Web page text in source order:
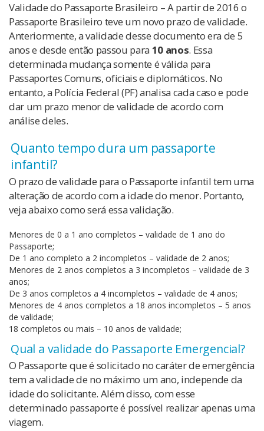
Validade do Passaporte Brasileiro – A partir de 2016 o
Passaporte Brasileiro teve um novo prazo de validade.
Anteriormente, a validade desse documento era de 5
anos e desde então passou para 10 anos. Essa
determinada mudança somente é válida para
Passaportes Comuns, oficiais e diplomáticos. No
entanto, a Polícia Federal (PF) analisa cada caso e pode
dar um prazo menor de validade de acordo com
análise deles.
Quanto tempo dura um passaporte
infantil?
O prazo de validade para o Passaporte infantil tem uma
alteração de acordo com a idade do menor. Portanto,
veja abaixo como será essa validação.
Menores de 0 a 1 ano completos – validade de 1 ano do
Passaporte;
De 1 ano completo a 2 incompletos – validade de 2 anos;
Menores de 2 anos completos a 3 incompletos – validade de 3
anos;
De 3 anos completos a 4 incompletos – validade de 4 anos;
Menores de 4 anos completos a 18 anos incompletos – 5 anos
de validade;
18 completos ou mais – 10 anos de validade;
Qual a validade do Passaporte Emergencial?
O Passaporte que é solicitado no caráter de emergência
tem a validade de no máximo um ano, independe da
idade do solicitante. Além disso, com esse
determinado passaporte é possível realizar apenas uma
viagem.